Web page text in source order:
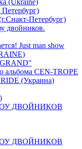
(Ukraine)
Петербург)
двойников.
Just man show
альбома CEN-TROPE
(Украина)
ДВОЙНИКОВ
ДВОЙНИКОВ